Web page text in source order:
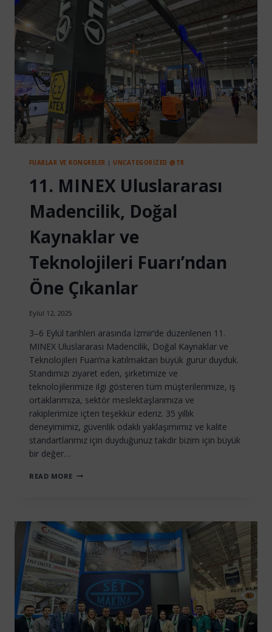
FUARI’NA
KATKI
SAĞLIYOR
(2011)
FUARLAR VE KONGRELER |UNCATEGORIZED @TR
11. MINEX Uluslararası
Madencilik, Doğal
Kaynaklar ve
Teknolojileri Fuarı’ndan
Öne Çıkanlar
Eylül 12, 2025
3–6 Eylül tarihleri arasında İzmir’de düzenlenen 11.
MINEX Uluslararası Madencilik, Doğal Kaynaklar ve
Teknolojileri Fuarı’na katılmaktan büyük gurur duyduk.
Standımızı ziyaret eden, şirketimize ve
teknolojilerimize ilgi gösteren tüm müşterilerimize, iş
ortaklarımıza, sektör meslektaşlarımıza ve
rakiplerimize içten teşekkür ederiz. 35 yıllık
deneyimimiz, güvenlik odaklı yaklaşımımız ve kalite
standartlarımız için duyduğunuz takdir bizim için büyük
bir değer…
READ MORE 11.
KAYNAKLAR
VE
TEKNOLOJILERI
FUARI’NDAN
ÖNE
ÇIKANLAR